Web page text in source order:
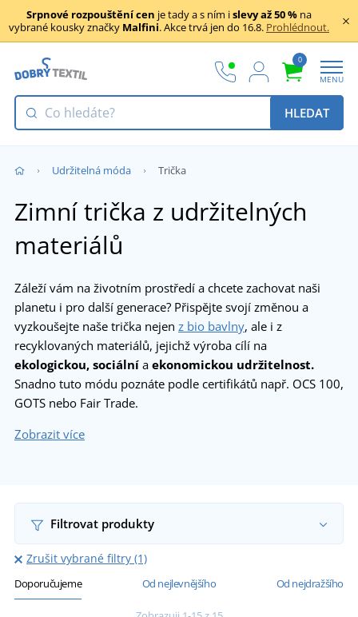
Srpnové rozpouštění cen je tady a s ním islevy až 50 % na
vybrané kousky značky Malfini. Akce trvá jen do 16.8. Prohlédnout.
0
MENU
HLEDAT
Udržitelná móda Trička
Zimní trička z udržitelných
materiálů
Záleží vám na životním prostředí a chcete zachovat naši
planetu i pro další generace? Přispějte svojí změnou a
vyzkoušejte naše trička nejen z bio bavlny, ale i z
recyklovaných materiálů, jejichž výroba cílí na
ekologickou, sociální a ekonomickou udržitelnost.
Snadno tuto módu poznáte podle certifikátů např. OCS 100,
GOTS nebo Fair Trade.
Zobrazit více
Filtrovat produkty
Zrušit vybrané filtry (1)
Doporučujeme Od nejlevnějšího Od nejdražšího